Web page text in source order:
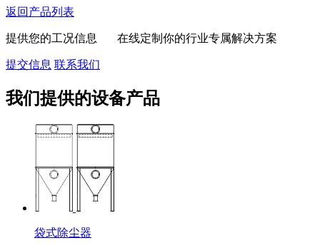
返回产品列表
提供您的工况信息 在线定制你的行业专属解决方案
提交信息 联系我们
我们提供的设备产品
袋式除尘器